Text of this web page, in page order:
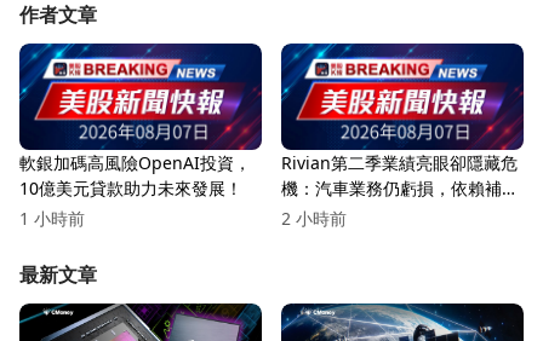
作者文章
軟銀加碼高風險OpenAI投資，
10億美元貸款助力未來發展！
1 小時前
Rivian第二季業績亮眼卻隱藏危
機：汽車業務仍虧損，依賴補貼
與合作
2 小時前
最新文章